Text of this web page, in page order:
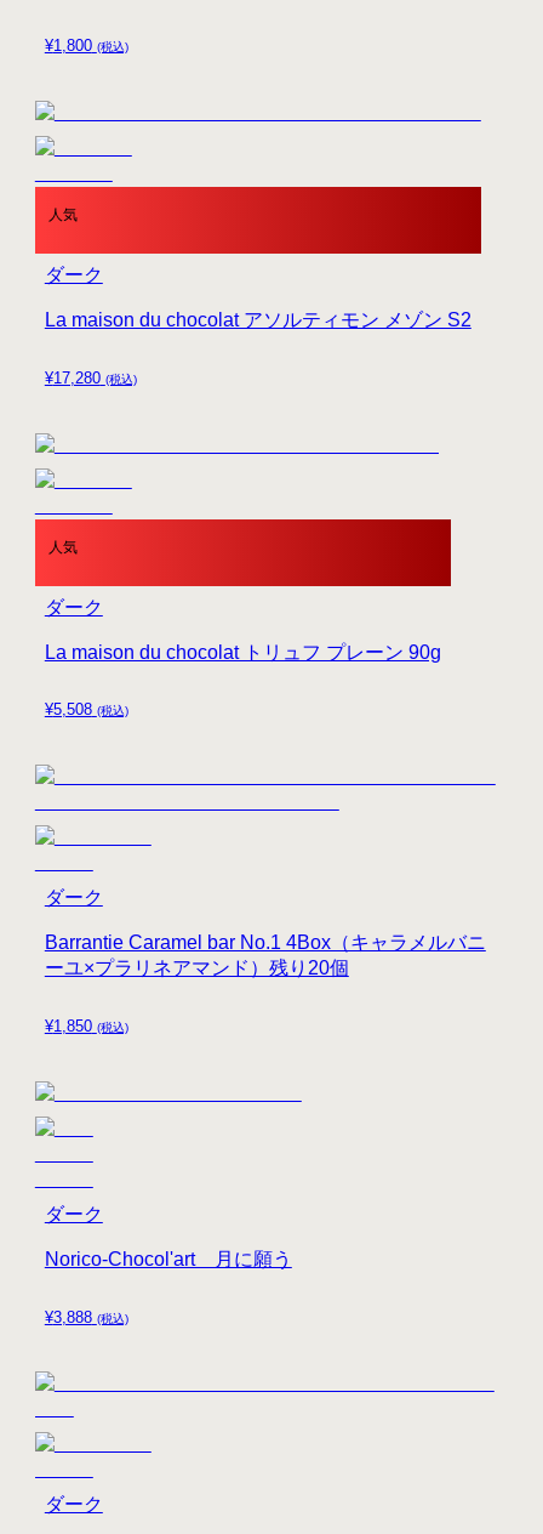
¥1,800 (税込)
人気
¥17,280 (税込)
La maison du chocolat アソルティモン メゾン S2
ダーク
人気
¥5,508 (税込)
La maison du chocolat トリュフ プレーン 90g
ダーク
¥1,850 (税込)
Barrantie Caramel bar No.1 4Box（キャラメルバニ
ーユ×プラリネアマンド）残り20個
ダーク
¥3,888 (税込)
Norico-Chocol'art 月に願う
ダーク
ダーク